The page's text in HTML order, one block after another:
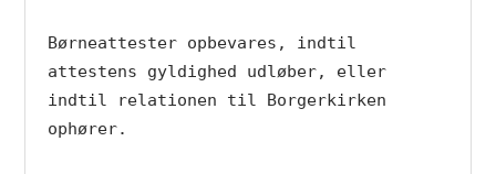
Børneattester opbevares, indtil
attestens gyldighed udløber, eller
indtil relationen til Borgerkirken
ophører.